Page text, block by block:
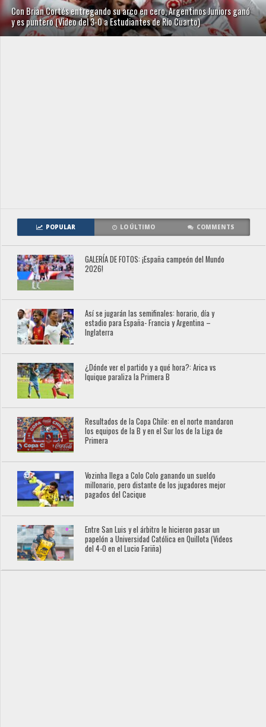
Con Brian Cortés entregando su arco en cero, Argentinos Juniors ganó
y es puntero (Video del 3-0 a Estudiantes de Río Cuarto)
POPULAR LO ÚLTIMO COMMENTS
GALERÍA DE FOTOS: ¡España campeón del Mundo
2026!
Así se jugarán las semifinales: horario, día y
estadio para España- Francia y Argentina –
Inglaterra
¿Dónde ver el partido y a qué hora?: Arica vs
Iquique paraliza la Primera B
Resultados de la Copa Chile: en el norte mandaron
los equipos de la B y en el Sur los de la Liga de
Primera
Vozinha llega a Colo Colo ganando un sueldo
millonario, pero distante de los jugadores mejor
pagados del Cacique
Entre San Luis y el árbitro le hicieron pasar un
papelón a Universidad Católica en Quillota (Videos
del 4-0 en el Lucio Fariña)